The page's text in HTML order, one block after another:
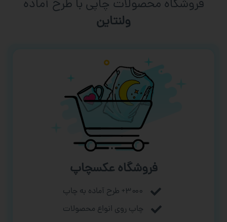
فروشگاه محصولات چاپی با طرح آماده
ورزشی
فروشگاه عکسچاپ
۳۰۰۰+ طرح آماده به چاپ
چاپ روی انواع محصولات